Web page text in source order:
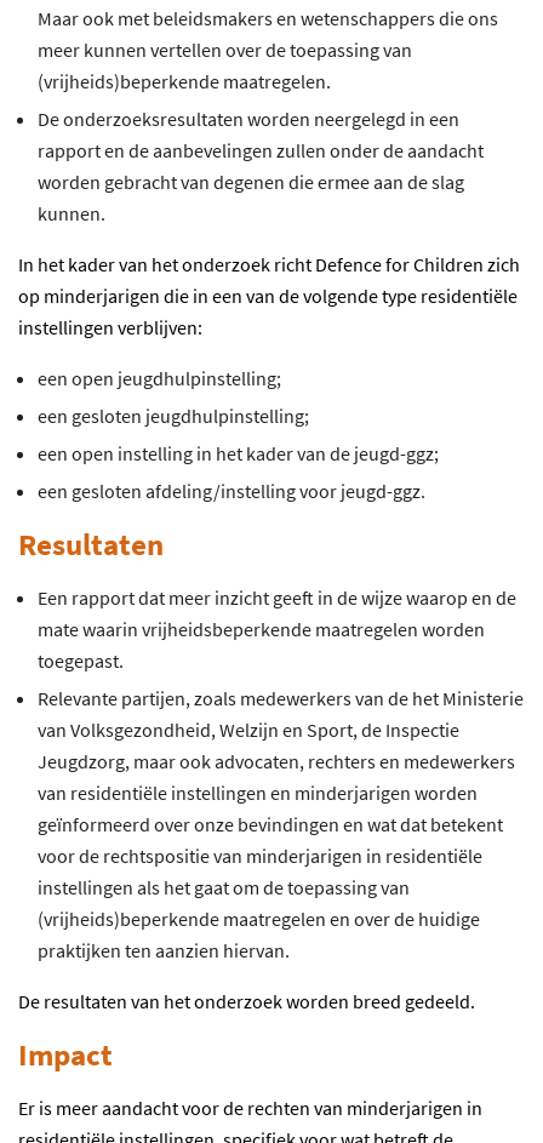
Maar ook met beleidsmakers en wetenschappers die ons
meer kunnen vertellen over de toepassing van
(vrijheids)beperkende maatregelen.
De onderzoeksresultaten worden neergelegd in een
rapport en de aanbevelingen zullen onder de aandacht
worden gebracht van degenen die ermee aan de slag
kunnen.
In het kader van het onderzoek richt Defence for Children zich
op minderjarigen die in een van de volgende type residentiële
instellingen verblijven:
een open jeugdhulpinstelling;
een gesloten jeugdhulpinstelling;
een open instelling in het kader van de jeugd-ggz;
een gesloten afdeling/instelling voor jeugd-ggz.
Resultaten
Een rapport dat meer inzicht geeft in de wijze waarop en de
mate waarin vrijheidsbeperkende maatregelen worden
toegepast.
Relevante partijen, zoals medewerkers van de het Ministerie
van Volksgezondheid, Welzijn en Sport, de Inspectie
Jeugdzorg, maar ook advocaten, rechters en medewerkers
van residentiële instellingen en minderjarigen worden
geïnformeerd over onze bevindingen en wat dat betekent
voor de rechtspositie van minderjarigen in residentiële
instellingen als het gaat om de toepassing van
(vrijheids)beperkende maatregelen en over de huidige
praktijken ten aanzien hiervan.
De resultaten van het onderzoek worden breed gedeeld.
Impact
Er is meer aandacht voor de rechten van minderjarigen in